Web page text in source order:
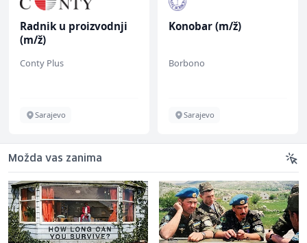
Radnik u proizvodnji
(m/ž)
Conty Plus
Sarajevo
Konobar (m/ž)
Borbono
Sarajevo
Možda vas zanima